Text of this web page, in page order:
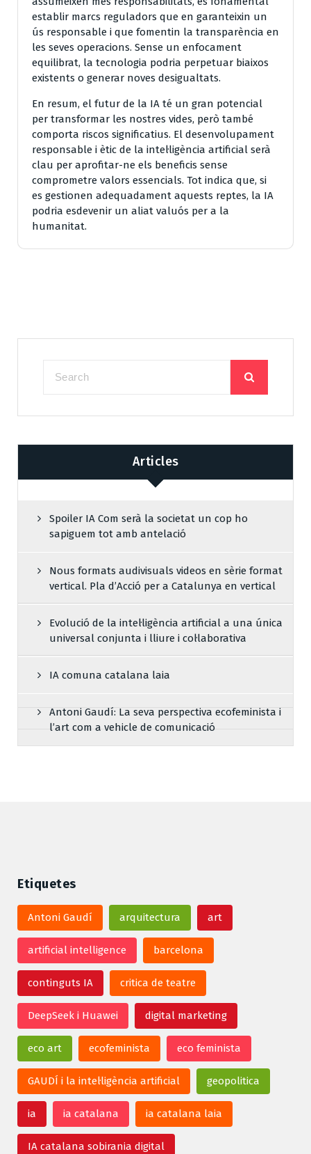
establir marcs reguladors que en garanteixin un
ús responsable i que fomentin la transparència en
les seves operacions. Sense un enfocament
equilibrat, la tecnologia podria perpetuar biaixos
existents o generar noves desigualtats.
En resum, el futur de la IA té un gran potencial
per transformar les nostres vides, però també
comporta riscos significatius. El desenvolupament
responsable i ètic de la intel·ligència artificial serà
clau per aprofitar-ne els beneficis sense
comprometre valors essencials. Tot indica que, si
es gestionen adequadament aquests reptes, la IA
podria esdevenir un aliat valuós per a la
humanitat.
Articles
Spoiler IA Com serà la societat un cop ho
sapiguem tot amb antelació
Nous formats audivisuals videos en sèrie format
vertical. Pla d’Acció per a Catalunya en vertical
Evolució de la intel·ligència artificial a una única
universal conjunta i lliure i col·laborativa
IA comuna catalana laia
Antoni Gaudí: La seva perspectiva ecofeminista i
l’art com a vehicle de comunicació
Etiquetes
Antoni Gaudí arquitectura art
artificial intelligence barcelona
continguts IA critica de teatre
DeepSeek i Huawei digital marketing
eco art ecofeminista eco feminista
GAUDÍ i la intel·ligència artificial geopolitica
ia ia catalana ia catalana laia
IA catalana sobirania digital